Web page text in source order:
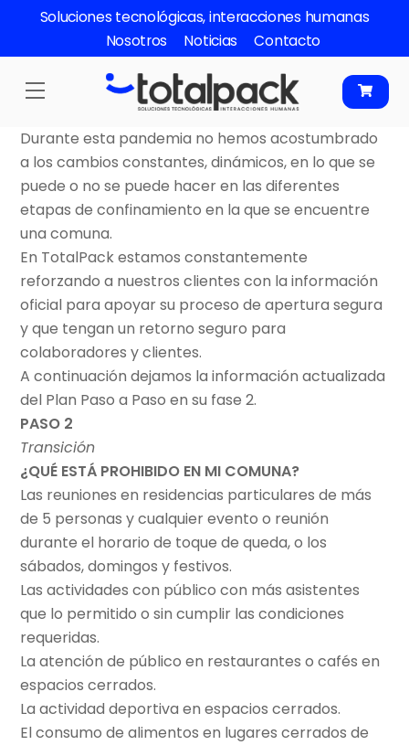
content
Soluciones tecnológicas, interacciones humanas
Nosotros
Noticias Contacto
Menu
Durante esta pandemia no hemos acostumbrado
a los cambios constantes, dinámicos, en lo que se
puede o no se puede hacer en las diferentes
etapas de confinamiento en la que se encuentre
una comuna.
En TotalPack estamos constantemente
reforzando a nuestros clientes con la información
oficial para apoyar su proceso de apertura segura
y que tengan un retorno seguro para
colaboradores y clientes.
A continuación dejamos la información actualizada
del Plan Paso a Paso en su fase 2.
PASO 2
Transición
¿QUÉ ESTÁ PROHIBIDO EN MI COMUNA?
Las reuniones en residencias particulares de más
de 5 personas y cualquier evento o reunión
durante el horario de toque de queda, o los
sábados, domingos y festivos.
Las actividades con público con más asistentes
que lo permitido o sin cumplir las condiciones
requeridas.
La atención de público en restaurantes o cafés en
espacios cerrados.
La actividad deportiva en espacios cerrados.
El consumo de alimentos en lugares cerrados de